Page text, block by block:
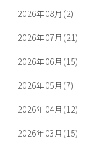
2026年08月(2)
2026年07月(21)
2026年06月(15)
2026年05月(7)
2026年04月(12)
2026年03月(15)